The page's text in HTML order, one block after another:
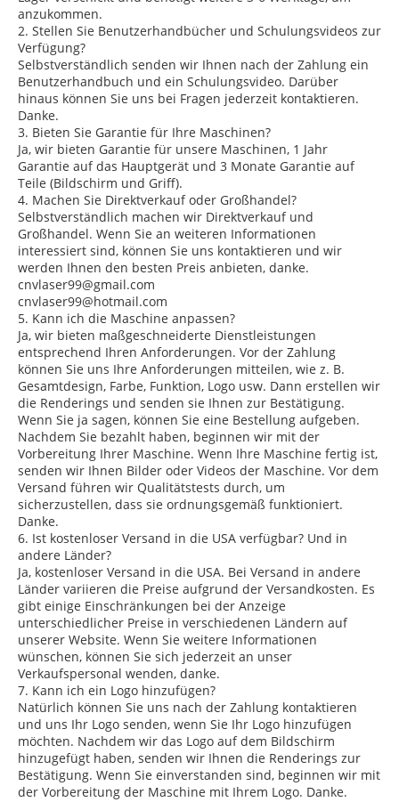
anzukommen.
2. Stellen Sie Benutzerhandbücher und Schulungsvideos zur
Verfügung?
Selbstverständlich senden wir Ihnen nach der Zahlung ein
Benutzerhandbuch und ein Schulungsvideo. Darüber
hinaus können Sie uns bei Fragen jederzeit kontaktieren.
Danke.
3. Bieten Sie Garantie für Ihre Maschinen?
Ja, wir bieten Garantie für unsere Maschinen, 1 Jahr
Garantie auf das Hauptgerät und 3 Monate Garantie auf
Teile (Bildschirm und Griff).
4. Machen Sie Direktverkauf oder Großhandel?
Selbstverständlich machen wir Direktverkauf und
Großhandel. Wenn Sie an weiteren Informationen
interessiert sind, können Sie uns kontaktieren und wir
werden Ihnen den besten Preis anbieten, danke.
cnvlaser99@gmail.com
cnvlaser99@hotmail.com
5. Kann ich die Maschine anpassen?
Ja, wir bieten maßgeschneiderte Dienstleistungen
entsprechend Ihren Anforderungen. Vor der Zahlung
können Sie uns Ihre Anforderungen mitteilen, wie z. B.
Gesamtdesign, Farbe, Funktion, Logo usw. Dann erstellen wir
die Renderings und senden sie Ihnen zur Bestätigung.
Wenn Sie ja sagen, können Sie eine Bestellung aufgeben.
Nachdem Sie bezahlt haben, beginnen wir mit der
Vorbereitung Ihrer Maschine. Wenn Ihre Maschine fertig ist,
senden wir Ihnen Bilder oder Videos der Maschine. Vor dem
Versand führen wir Qualitätstests durch, um
sicherzustellen, dass sie ordnungsgemäß funktioniert.
Danke.
6. Ist kostenloser Versand in die USA verfügbar? Und in
andere Länder?
Ja, kostenloser Versand in die USA. Bei Versand in andere
Länder variieren die Preise aufgrund der Versandkosten. Es
gibt einige Einschränkungen bei der Anzeige
unterschiedlicher Preise in verschiedenen Ländern auf
unserer Website. Wenn Sie weitere Informationen
wünschen, können Sie sich jederzeit an unser
Verkaufspersonal wenden, danke.
7. Kann ich ein Logo hinzufügen?
Natürlich können Sie uns nach der Zahlung kontaktieren
und uns Ihr Logo senden, wenn Sie Ihr Logo hinzufügen
möchten. Nachdem wir das Logo auf dem Bildschirm
hinzugefügt haben, senden wir Ihnen die Renderings zur
Bestätigung. Wenn Sie einverstanden sind, beginnen wir mit
der Vorbereitung der Maschine mit Ihrem Logo. Danke.